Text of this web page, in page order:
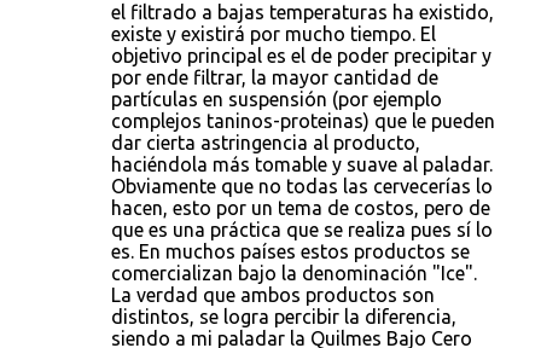
el filtrado a bajas temperaturas ha existido,
existe y existirá por mucho tiempo. El
objetivo principal es el de poder precipitar y
por ende filtrar, la mayor cantidad de
partículas en suspensión (por ejemplo
complejos taninos-proteinas) que le pueden
dar cierta astringencia al producto,
haciéndola más tomable y suave al paladar.
Obviamente que no todas las cervecerías lo
hacen, esto por un tema de costos, pero de
que es una práctica que se realiza pues sí lo
es. En muchos países estos productos se
comercializan bajo la denominación "Ice".
La verdad que ambos productos son
distintos, se logra percibir la diferencia,
siendo a mi paladar la Quilmes Bajo Cero